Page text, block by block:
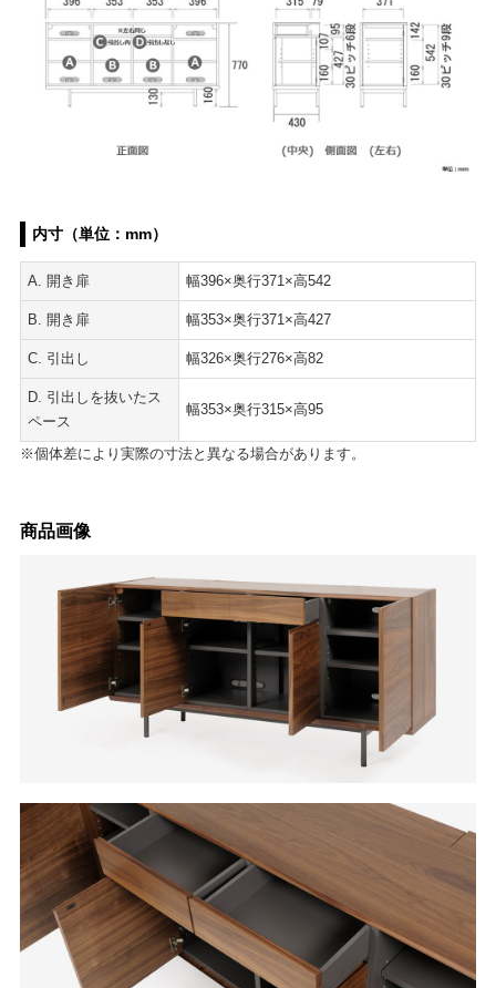
内寸（単位：mm）
A. 開き扉 幅396×奥行371×高542
B. 開き扉 幅353×奥行371×高427
C. 引出し 幅326×奥行276×高82
D. 引出しを抜いたス
ペース
幅353×奥行315×高95
※個体差により実際の寸法と異なる場合があります。
商品画像